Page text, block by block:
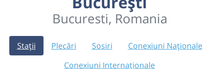
Bucuresti, Romania
Stații Plecări Sosiri
Conexiuni Naționale
Conexiuni Internaționale